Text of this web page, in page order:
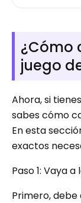
¿Cómo
juego
Ahora, si
sabes cómo
En esta
exactos
Paso 1: Vaya
Primero,